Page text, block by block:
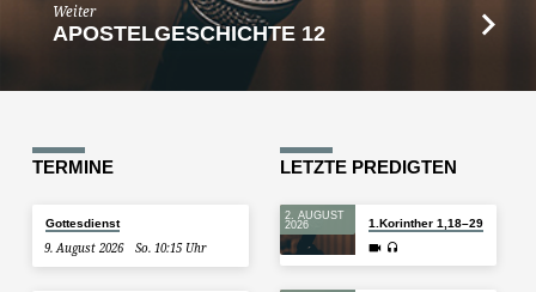
Weiter
APOSTELGESCHICHTE 12
TERMINE
Gottesdienst
9. August 2026 So. 10:15 Uhr
LETZTE PREDIGTEN
2. AUGUST
2026
1.Korinther 1,18–29